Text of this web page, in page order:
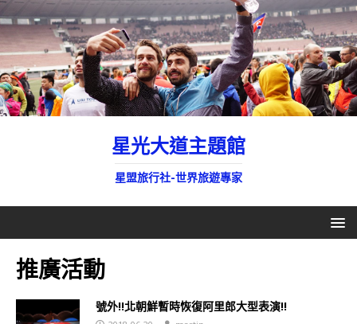
星光大道主題館
星盟旅行社-世界旅遊專家
推廣活動
號外!!北朝鮮暫時恢復阿里郎大型表演!!